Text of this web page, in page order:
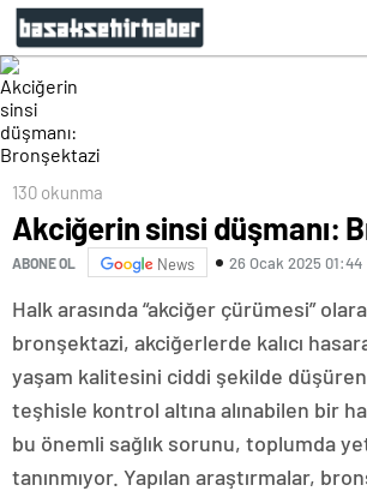
130 okunma
Akciğerin sinsi düşmanı:
ABONE OL News 26 Ocak 2025 01:44
Halk arasında “akciğer çürümesi”
bronşektazi, akciğerlerde kalıcı
yaşam kalitesini ciddi şekilde
teşhisle kontrol altına alınabilen bir
bu önemli sağlık sorunu, toplumda
tanınmıyor. Yapılan araştırmalar,